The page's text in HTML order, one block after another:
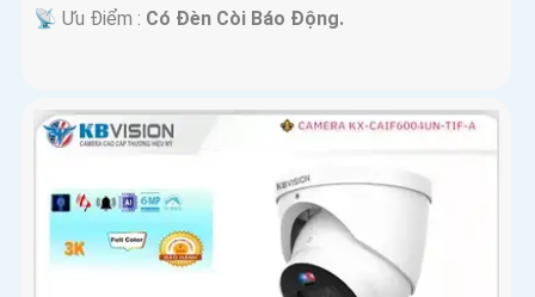
️📡 Ưu Điểm : Có Ðèn Còi Báo Động.